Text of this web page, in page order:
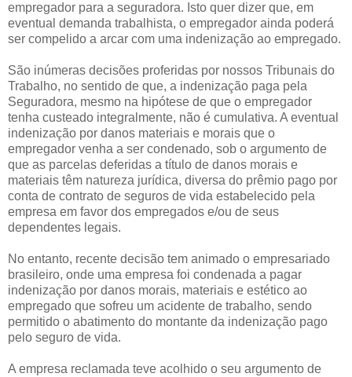
empregador para a seguradora. Isto quer dizer que, em
eventual demanda trabalhista, o empregador ainda poderá
ser compelido a arcar com uma indenização ao empregado.
São inúmeras decisões proferidas por nossos Tribunais do
Trabalho, no sentido de que, a indenização paga pela
Seguradora, mesmo na hipótese de que o empregador
tenha custeado integralmente, não é cumulativa. A eventual
indenização por danos materiais e morais que o
empregador venha a ser condenado, sob o argumento de
que as parcelas deferidas a título de danos morais e
materiais têm natureza jurídica, diversa do prêmio pago por
conta de contrato de seguros de vida estabelecido pela
empresa em favor dos empregados e/ou de seus
dependentes legais.
No entanto, recente decisão tem animado o empresariado
brasileiro, onde uma empresa foi condenada a pagar
indenização por danos morais, materiais e estético ao
empregado que sofreu um acidente de trabalho, sendo
permitido o abatimento do montante da indenização pago
pelo seguro de vida.
A empresa reclamada teve acolhido o seu argumento de